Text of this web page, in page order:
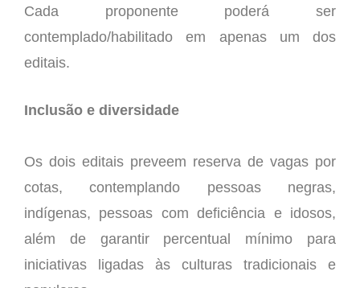
Cada proponente poderá ser
contemplado/habilitado em apenas um dos
editais.
Inclusão e diversidade
Os dois editais preveem reserva de vagas por
cotas, contemplando pessoas negras,
indígenas, pessoas com deficiência e idosos,
além de garantir percentual mínimo para
iniciativas ligadas às culturas tradicionais e